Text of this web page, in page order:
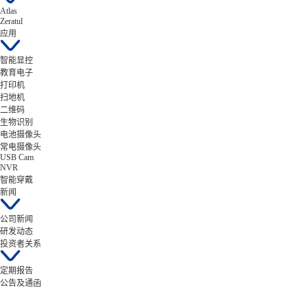
Atlas
Zeratul
应用
智能显控
教育电子
打印机
扫地机
二维码
生物识别
电池摄像头
常电摄像头
USB Cam
NVR
智能穿戴
新闻
公司新闻
研发动态
投资者关系
定期报告
公告及通函